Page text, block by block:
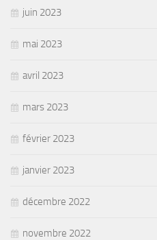
juin 2023
mai 2023
avril 2023
mars 2023
février 2023
janvier 2023
décembre 2022
novembre 2022